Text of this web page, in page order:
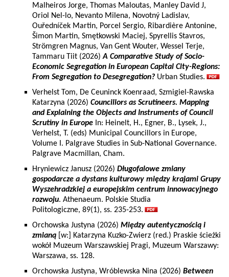
Malheiros Jorge, Thomas Maloutas, Manley David J,
Oriol Nel-lo, Nevanto Milena, Novotný Ladislav,
Ouředníček Martin, Porcel Sergio, Ribardière Antonine,
Šimon Martin, Smętkowski Maciej, Spyrellis Stavros,
Strömgren Magnus, Van Gent Wouter, Wessel Terje,
Tammaru Tiit (2026)A Comparative Study of Socio-
Economic Segregation in European Capital City-Regions:
From Segregation to Desegregation? Urban Studies.
Verhelst Tom, De Ceuninck Koenraad, Szmigiel-Rawska
Katarzyna (2026) Councillors as Scrutineers. Mapping
and Explaining the Objects and Instruments of Council
Scrutiny in Europe In: Heinelt, H., Egner, B., Lysek, J.,
Verhelst, T. (eds) Municipal Councillors in Europe,
Volume I. Palgrave Studies in Sub-National Governance.
Palgrave Macmillan, Cham.
Hryniewicz Janusz (2026) Długofalowe zmiany
gospodarcze a dystans kulturowy między krajami Grupy
Wyszehradzkiej a europejskim centrum innowacyjnego
rozwoju. Athenaeum. Polskie Studia
Politologiczne, 89(1), ss. 235-253.
Orchowska Justyna (2026) Między autentycznością i
zmianą [w:] Katarzyna Kuzko-Zwierz (red.) Praskie ścieżki
wokół Muzeum Warszawskiej Pragi, Muzeum Warszawy:
Warszawa, ss. 128.
Orchowska Justyna, Wróblewska Nina (2026) Between